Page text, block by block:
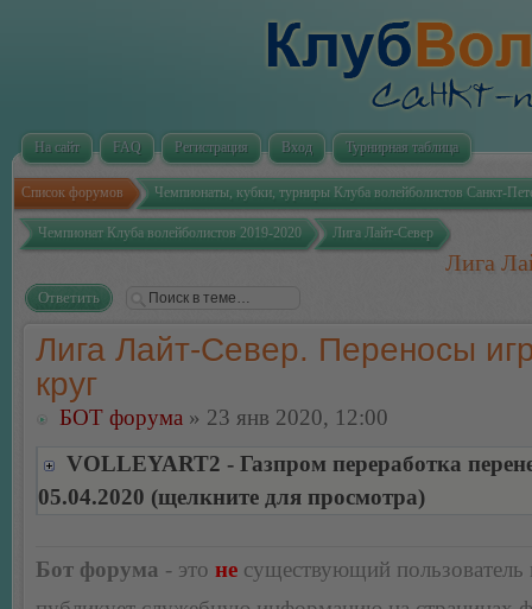
На сайт FAQ Регистрация Вход Турнирная таблица
Список форумов Чемпионаты, кубки, турниры Клуба волейболистов Санкт-
Чемпионат Клуба волейболистов 2019-2020 Лига Лайт-Север
Лига
Ответить
Лига Лайт-Север. Переносы
круг
БОТ форума » 23 янв 2020, 12:00
VOLLEYART2 - Газпром переработка
05.04.2020 (щелкните для просмотра)
Бот форума - это не существующий пользователь